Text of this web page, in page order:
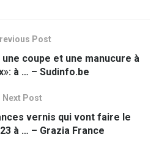
Post
coupe et une manucure à
à … – Sudinfo.be
Next Post
vernis qui vont faire le
à … – Grazia France